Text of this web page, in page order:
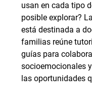
usan en cada tipo
posible explorar?
está destinada a
familias reúne
guías para
socioemocionales
las oportunidades